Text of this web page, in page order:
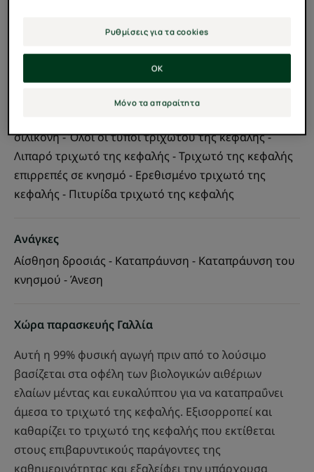
Από 15 ετών
σιλικόνη - Όλοι οι τύποι τριχωτού της κεφαλής -
Λιπαρό τριχωτό της κεφαλής - Τριχωτό της κεφαλής
επιρρεπές σε κνησμό - Ερεθισμένο τριχωτό της
κεφαλής - Πιτυρίδα τριχωτό της κεφαλής
Ανάγκες
Αίσθηση δροσιάς - Καταπράυνση - Καταπράυνση του
κνησμού - Άνεση
Χώρα παρασκευής Γαλλία
Αυτή η 99% φυσική αγωγή πριν από το λούσιμο
βασίζεται στα οφέλη των βιολογικών αιθέριων
ελαίων μέντας και ευκαλύπτου για να καταπραΰνει
άμεσα το τριχωτό της κεφαλής. Εξισορροπεί και
καθαρίζει το τριχωτό της κεφαλής που εκτίθεται
στους επιβαρυντικούς παράγοντες της
καθημερινότητας και εξαλείφει την υπάρχουσα
Ρυθμίσεις για τα cookies
Μόνο τα απαραίτητα
OK